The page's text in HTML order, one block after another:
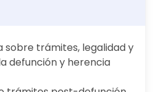
sobre trámites, legalidad y
defunción y herencia